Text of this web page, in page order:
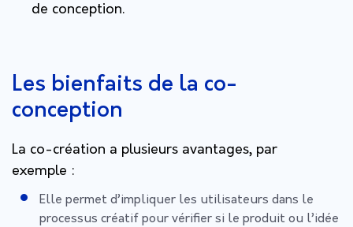
de conception.
Les bienfaits de la co-
conception
La co-création a plusieurs avantages, par
exemple :
Elle permet d’impliquer les utilisateurs dans le
processus créatif pour vérifier si le produit ou l’idée